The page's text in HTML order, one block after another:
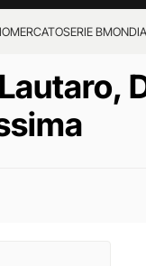
SERIE B